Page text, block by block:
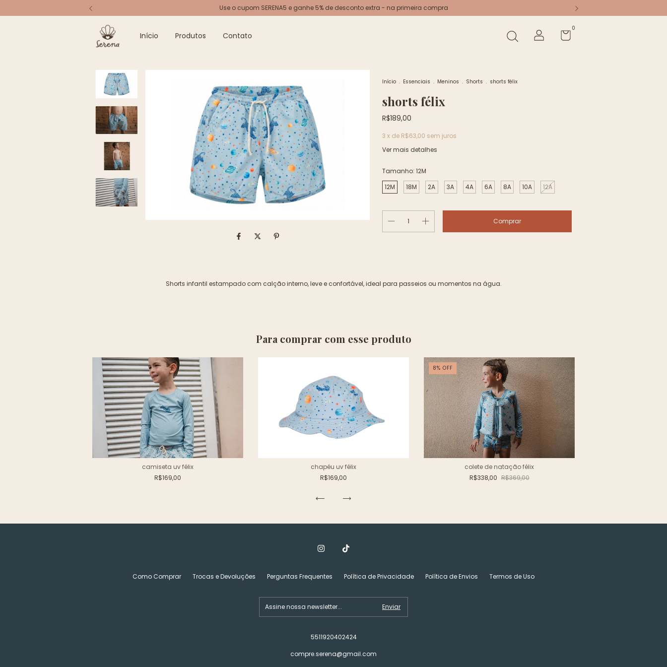
Use o cupom SERENA5 e ganhe 5% de desconto extra - na primeira compra
Início Produtos Contato
0
Início . Essenciais . Meninos . Shorts . shorts félix
shorts félix
R$189,00
3 x de R$63,00 sem juros
Ver mais detalhes
Tamanho: 12M
12M
18M 2A 3A 4A 6A 8A 10A 12A
Shorts infantil estampado com calção interno, leve e confortável, ideal para passeios ou momentos na água.
Para comprar com esse produto
camiseta uv félix
R$169,00
chapéu uv félix
R$169,00
8% OFF
colete de natação félix
R$338,00 R$369,00
Como Comprar Trocas e Devoluções Perguntas Frequentes Política de Privacidade Política de Envios Termos de Uso
5511920402424
compre.serena@gmail.com